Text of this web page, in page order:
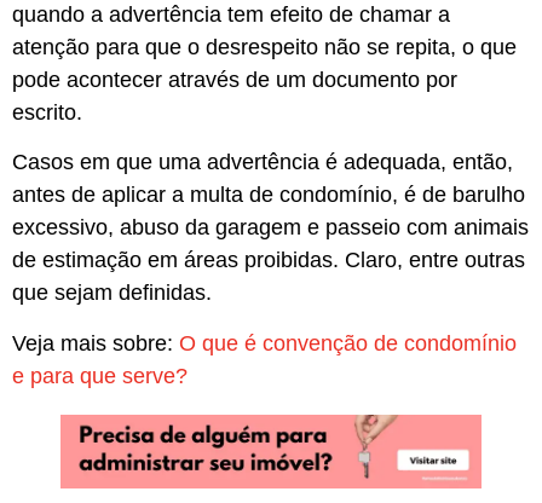
quando a advertência tem efeito de chamar a
atenção para que o desrespeito não se repita, o que
pode acontecer através de um documento por
escrito.
Casos em que uma advertência é adequada, então,
antes de aplicar a multa de condomínio, é de barulho
excessivo, abuso da garagem e passeio com animais
de estimação em áreas proibidas. Claro, entre outras
que sejam definidas.
Veja mais sobre: O que é convenção de condomínio
e para que serve?